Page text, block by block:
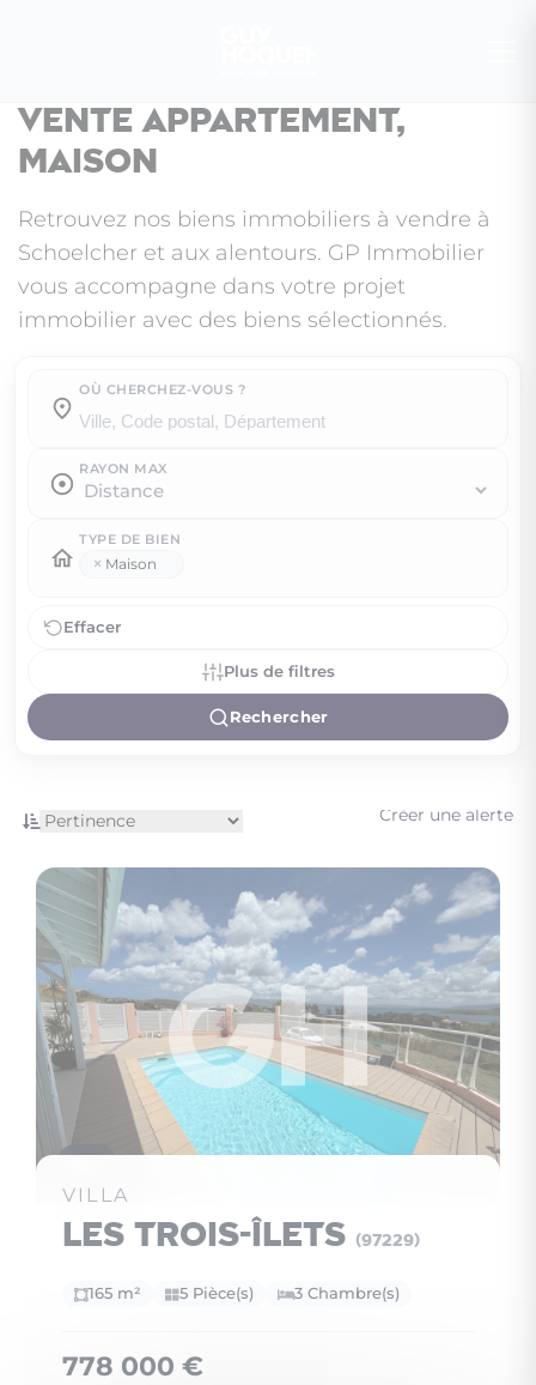
Vente appartement,
maison
Retrouvez nos biens immobiliers à vendre à
Schoelcher et aux alentours. GP Immobilier
vous accompagne dans votre projet
immobilier avec des biens sélectionnés.
OÙ CHERCHEZ-VOUS ?
RAYON MAX
TYPE DE BIEN
× Maison
Effacer
Plus de filtres
Rechercher
Créer une alerte
VILLA
Les Trois-Îlets (97229)
165 m² 5 Pièce(s) 3 Chambre(s)
778 000 €